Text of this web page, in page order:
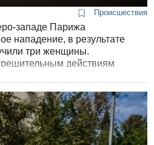
Происшествия
западе Парижа
нападение, в результате
три женщины.
действиям
правоохранительным